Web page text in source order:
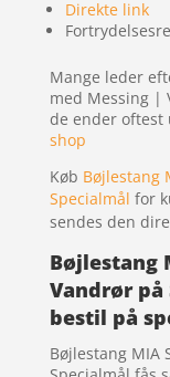
Direkte link
Mange leder
med Messing |
de ender
shop
Køb Bøjlestang
Specialmål for
sendes den
Bøjlestang
Vandrør på
bestil på
Bøjlestang MIA